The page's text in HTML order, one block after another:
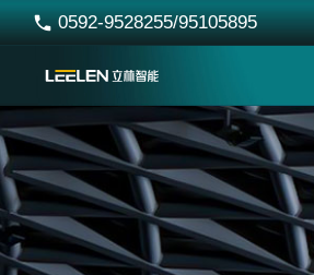
 0592-9528255/95105895